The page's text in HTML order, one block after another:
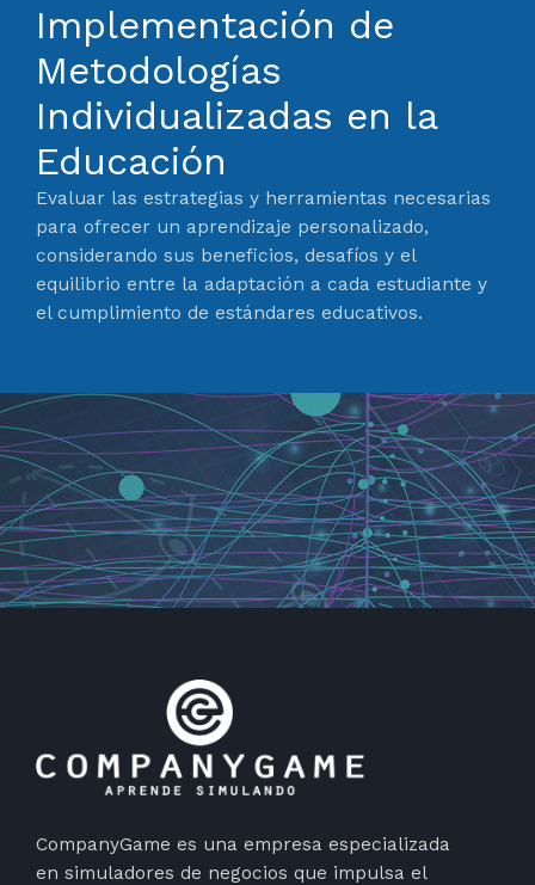
Implementación de
Metodologías
Individualizadas en la
Educación
Evaluar las estrategias y herramientas necesarias
para ofrecer un aprendizaje personalizado,
considerando sus beneficios, desafíos y el
equilibrio entre la adaptación a cada estudiante y
el cumplimiento de estándares educativos.
CompanyGame es una empresa especializada
en simuladores de negocios que impulsa el